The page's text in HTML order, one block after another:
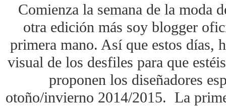
Comienza la semana de la
otra edición más soy blogger
primera mano. Así que estos días,
visual de los desfiles para que
proponen los diseñadores
otoño/invierno 2014/2015. La